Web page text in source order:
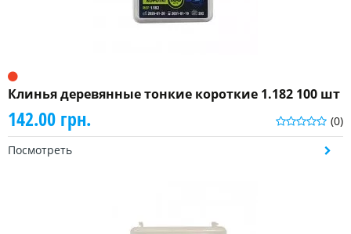
Клинья деревянные тонкие короткие 1.182 100 шт
(0)
142.00 грн.
Посмотреть